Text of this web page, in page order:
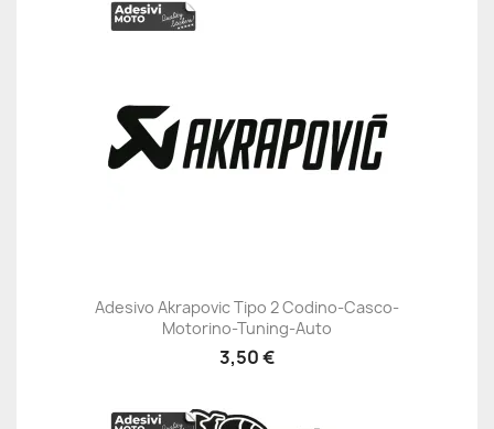
Adesivo Akrapovic Tipo 2 Codino-Casco-
Motorino-Tuning-Auto
3,50 €